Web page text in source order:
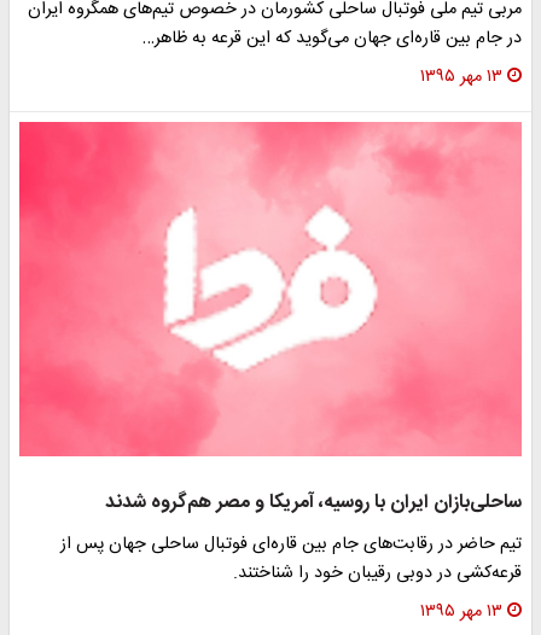
مربی تیم ملی فوتبال ساحلی کشورمان در خصوص تیم‌های همگروه ایران
در جام بین قاره‌ای جهان می‌گوید که این قرعه به ظاهر…
۱۳ مهر ۱۳۹۵
ساحلی‌بازان ایران با روسیه، آمریکا و مصر هم‌گروه شدند
تیم حاضر در رقابت‌های جام بین قاره‌ای فوتبال ساحلی جهان پس از
قرعه‌کشی در دوبی رقیبان خود را شناختند.
۱۳ مهر ۱۳۹۵